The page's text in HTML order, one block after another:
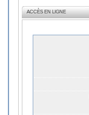
ACCÈS EN LIGNE